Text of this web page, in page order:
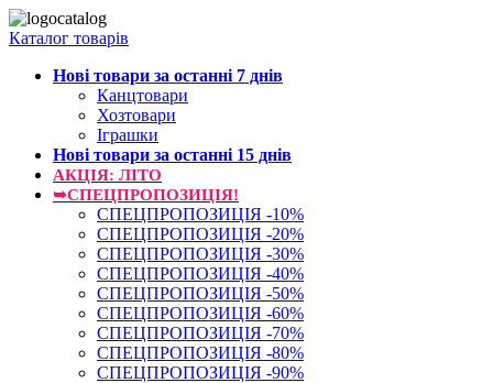
Каталог товарів
Нові товари за останнi 7 днiв
Канцтовари
Хозтовари
Іграшки
Нові товари за останнi 15 днiв
АКЦІЯ: ЛІТО
➥СПЕЦПРОПОЗИЦІЯ!
СПЕЦПРОПОЗИЦІЯ -10%
СПЕЦПРОПОЗИЦІЯ -20%
СПЕЦПРОПОЗИЦІЯ -30%
СПЕЦПРОПОЗИЦІЯ -40%
СПЕЦПРОПОЗИЦІЯ -50%
СПЕЦПРОПОЗИЦІЯ -60%
СПЕЦПРОПОЗИЦІЯ -70%
СПЕЦПРОПОЗИЦІЯ -80%
СПЕЦПРОПОЗИЦІЯ -90%